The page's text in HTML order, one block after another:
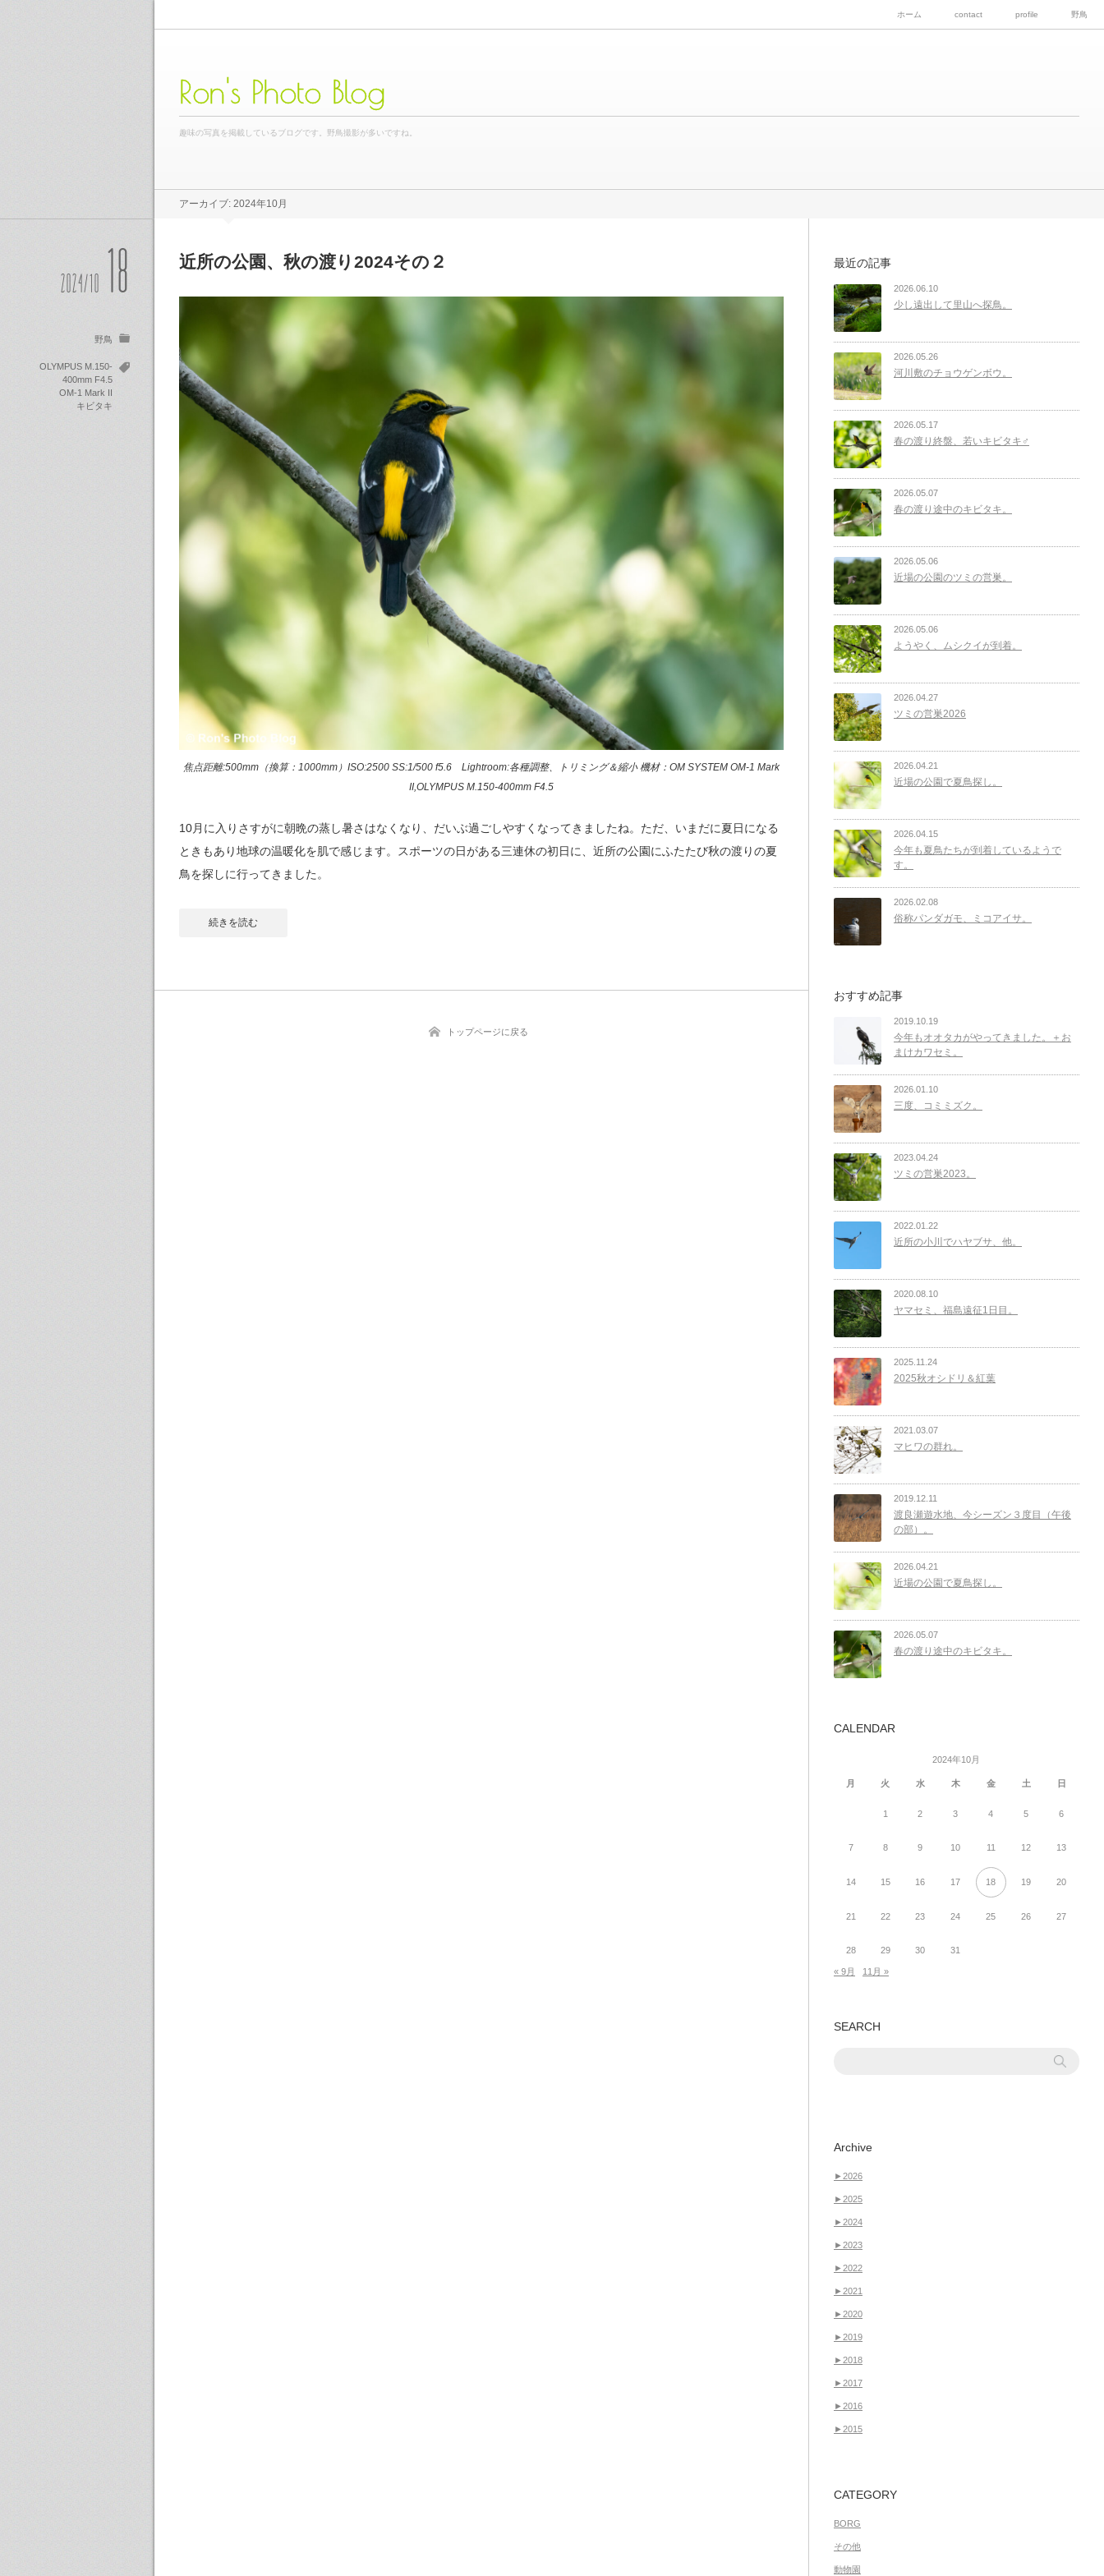
Ron's Photo Blog
趣味の写真を掲載しているブログです。野鳥撮影が多いですね。
ホーム contact profile 野鳥
アーカイブ: 2024年10月
近所の公園、秋の渡り2024その２
焦点距離:500mm（換算：1000mm）ISO:2500 SS:1/500 f5.6 Lightroom:各種調整、トリミング＆縮小 機材：OM SYSTEM OM-1 Mark
II,OLYMPUS M.150-400mm F4.5
10月に入りさすがに朝晩の蒸し暑さはなくなり、だいぶ過ごしやすくなってきましたね。ただ、いまだに夏日になる
ときもあり地球の温暖化を肌で感じます。スポーツの日がある三連休の初日に、近所の公園にふたたび秋の渡りの夏
鳥を探しに行ってきました。
続きを読む
2024/10 18
野鳥
OLYMPUS M.150-
400mm F4.5
OM-1 Mark II
キビタキ
トップページに戻る
最近の記事
2026.06.10
少し遠出して里山へ探鳥。
2026.05.26
河川敷のチョウゲンボウ。
2026.05.17
春の渡り終盤、若いキビタキ♂
2026.05.07
春の渡り途中のキビタキ。
2026.05.06
近場の公園のツミの営巣。
2026.05.06
ようやく、ムシクイが到着。
2026.04.27
ツミの営巣2026
2026.04.21
近場の公園で夏鳥探し。
2026.04.15
今年も夏鳥たちが到着しているようで
す。
2026.02.08
俗称パンダガモ、ミコアイサ。
おすすめ記事
2019.10.19
今年もオオタカがやってきました。＋お
まけカワセミ。
2026.01.10
三度、コミミズク。
2023.04.24
ツミの営巣2023。
2022.01.22
近所の小川でハヤブサ、他。
2020.08.10
ヤマセミ、福島遠征1日目。
2025.11.24
2025秋オシドリ＆紅葉
2021.03.07
マヒワの群れ。
2019.12.11
渡良瀬遊水地、今シーズン３度目（午後
の部）。
2026.04.21
近場の公園で夏鳥探し。
2026.05.07
春の渡り途中のキビタキ。
CALENDAR
2024年10月
月 火 水 木 金 土 日
1 2 3 4 5 6
7 8 9 10 11 12 13
14 15 16 17 18 19 20
21 22 23 24 25 26 27
28 29 30 31
« 9月 11月 »
SEARCH
Archive
►2026
►2025
►2024
►2023
►2022
►2021
►2020
►2019
►2018
►2017
►2016
►2015
CATEGORY
BORG
その他
動物園